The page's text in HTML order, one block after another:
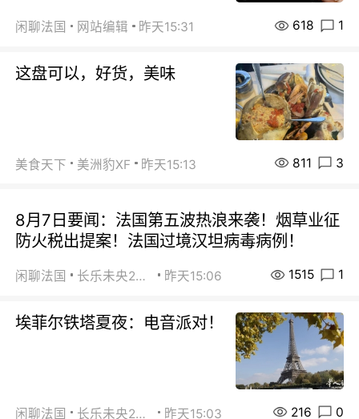
闲聊法国 网站编辑 昨天15:31 618 1
这盘可以，好货，美味
美食天下 美洲豹XF 昨天15:13 811 3
8月7日要闻：法国第五波热浪来袭！烟草业征
防火税出提案！法国过境汉坦病毒病例！
闲聊法国 长乐未央2015 昨天15:06 1515 1
埃菲尔铁塔夏夜：电音派对！
闲聊法国 长乐未央2015 昨天15:03 216 0